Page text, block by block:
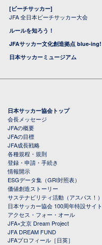
[ビーチサッカー]
JFA 全日本ビーチサッカー大会
ルールを知ろう！
JFAサッカー文化創造拠点 blue-ing!
日本サッカーミュージアム
日本サッカー協会トップ
会長メッセージ
JFAの概要
JFAの目標
JFA成長戦略
各種規程・規則
登録・申請・手続き
情報開示
ESGデータ集（GRI対照表）
価値創造ストーリー
サステナビリティ活動（アスパス！）
日本サッカー協会 100周年特設サイト
アクセス・フォー・オール
JFA×文京 Dream Project
JFA DREAM FUND
JFAプロフィール［日英］